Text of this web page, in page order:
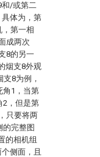
和/或第二
体为，第
第一相
成两次
8的另一
烟支8外观
8为例，
角1，当第
2，但是第
只要将两
的完整图
的相机组
侧面，且